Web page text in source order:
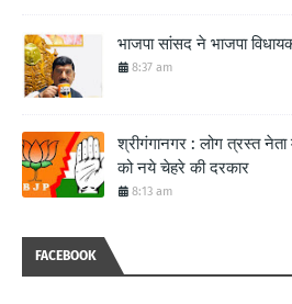
भाजपा सांसद ने भाजपा
8:37 am
श्रीगंगानगर : लोग त्रस्त
को नये चेहरे की दरकार
8:13 am
FACEBOOK